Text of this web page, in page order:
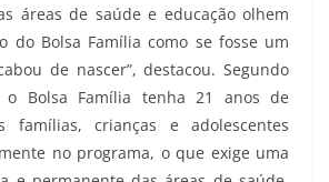
áreas de saúde e educação olhem
do Bolsa Família como se fosse um
de nascer”, destacou. Segundo
o Bolsa Família tenha 21 anos de
famílias, crianças e adolescentes
no programa, o que exige uma